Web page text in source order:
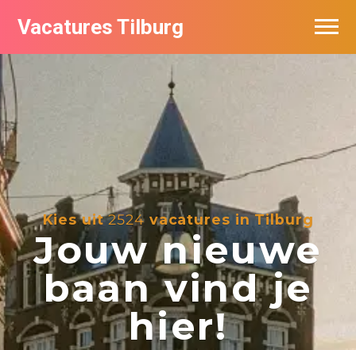
Vacatures Tilburg
Kies uit2524vacatures in Tilburg
Jouw nieuwe
baan vind je
hier!
Vacatures per bedrijf
De populairste vacatures in Tilburg